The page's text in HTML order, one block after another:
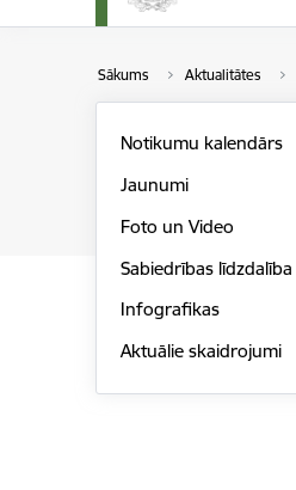
Sākums Aktualitātes
Notikumu kalendārs
Jaunumi
Foto un Video
Sabiedrības līdzdalība
Infografikas
Aktuālie skaidrojumi